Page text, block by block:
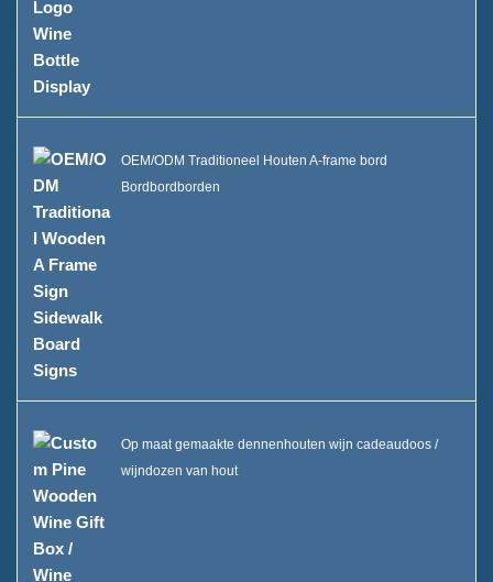
OEM/ODM Traditioneel Houten A-frame bord
Bordbordborden
Op maat gemaakte dennenhouten wijn cadeaudoos /
wijndozen van hout